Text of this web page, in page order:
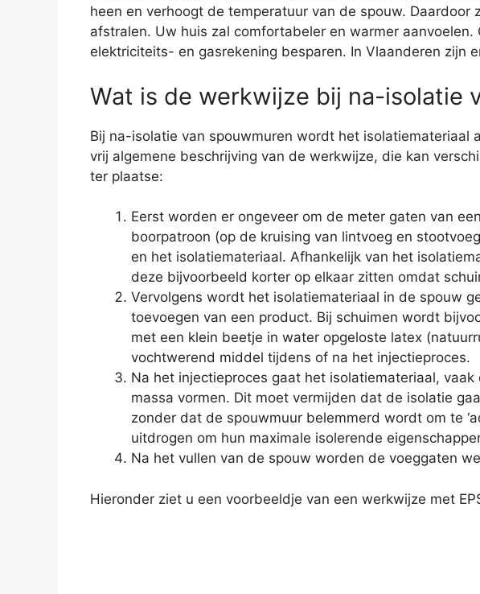
heen en verhoogt de temperatuur van de spouw.
afstralen. Uw huis zal comfortabeler en warmer
elektriciteits- en gasrekening besparen. In Vlaanderen zijn
Wat is de werkwijze bij na-isolatie
Bij na-isolatie van spouwmuren wordt het isolatiemateriaal
vrij algemene beschrijving van de werkwijze, die kan
ter plaatse:
Eerst worden er ongeveer om de meter gaten van
boorpatroon (op de kruising van lintvoeg en
en het isolatiemateriaal. Afhankelijk van het
deze bijvoorbeeld korter op elkaar zitten omdat
Vervolgens wordt het isolatiemateriaal in de spouw
toevoegen van een product. Bij schuimen wordt
met een klein beetje in water opgeloste latex
vochtwerend middel tijdens of na het injectieproces.
Na het injectieproces gaat het isolatiemateriaal,
massa vormen. Dit moet vermijden dat de isolatie
zonder dat de spouwmuur belemmerd wordt om te
uitdrogen om hun maximale isolerende
Na het vullen van de spouw worden de voeggaten
Hieronder ziet u een voorbeeldje van een werkwijze met